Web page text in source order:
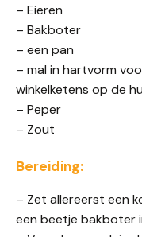
– Eieren
– Bakboter
– een pan
– mal in hartvorm
winkelketens op de
– Peper
– Zout
Bereiding:
– Zet allereerst een
een beetje bakboter